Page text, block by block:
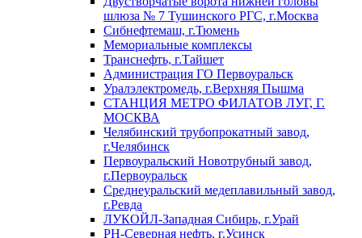
шлюза № 7 Тушинского РГС, г.Москва
Сибнефтемаш, г.Тюмень
Мемориальные комплексы
Транснефть, г.Тайшет
Администрация ГО Первоуральск
Уралэлектромедь, г.Верхняя Пышма
СТАНЦИЯ МЕТРО ФИЛАТОВ ЛУГ, Г.
МОСКВА
Челябинский трубопрокатный завод,
г.Челябинск
Первоуральский Новотрубный завод,
г.Первоуральск
Среднеуральский медеплавильный завод,
г.Ревда
ЛУКОЙЛ-Западная Сибирь, г.Урай
РН-Северная нефть, г.Усинск